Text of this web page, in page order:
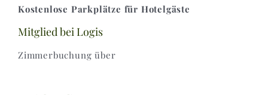
Kostenlose Parkplätze für Hotelgäste
Mitglied bei Logis
Zimmerbuchung über